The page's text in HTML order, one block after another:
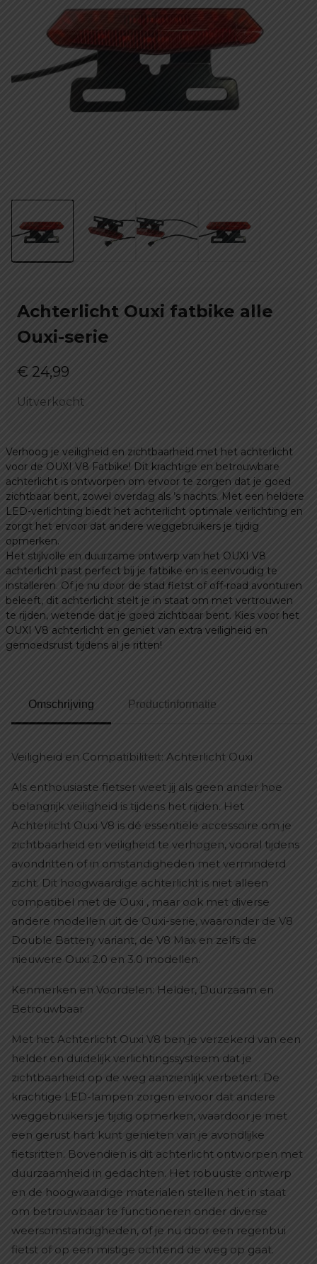
Achterlicht Ouxi fatbike alle
Ouxi-serie
€ 24,99
Uitverkocht
Verhoog je veiligheid en zichtbaarheid met het achterlicht
voor de OUXI V8 Fatbike! Dit krachtige en betrouwbare
achterlicht is ontworpen om ervoor te zorgen dat je goed
zichtbaar bent, zowel overdag als ’s nachts. Met een heldere
LED-verlichting biedt het achterlicht optimale verlichting en
zorgt het ervoor dat andere weggebruikers je tijdig
opmerken.
Het stijlvolle en duurzame ontwerp van het OUXI V8
achterlicht past perfect bij je fatbike en is eenvoudig te
installeren. Of je nu door de stad fietst of off-road avonturen
beleeft, dit achterlicht stelt je in staat om met vertrouwen
te rijden, wetende dat je goed zichtbaar bent. Kies voor het
OUXI V8 achterlicht en geniet van extra veiligheid en
gemoedsrust tijdens al je ritten!
Omschrijving Productinformatie
Veiligheid en Compatibiliteit: Achterlicht Ouxi
Als enthousiaste fietser weet jij als geen ander hoe
belangrijk veiligheid is tijdens het rijden. Het
Achterlicht Ouxi V8 is dé essentiële accessoire om je
zichtbaarheid en veiligheid te verhogen, vooral tijdens
avondritten of in omstandigheden met verminderd
zicht. Dit hoogwaardige achterlicht is niet alleen
compatibel met de Ouxi , maar ook met diverse
andere modellen uit de Ouxi-serie, waaronder de V8
Double Battery variant, de V8 Max en zelfs de
nieuwere Ouxi 2.0 en 3.0 modellen.
Kenmerken en Voordelen: Helder, Duurzaam en
Betrouwbaar
Met het Achterlicht Ouxi V8 ben je verzekerd van een
helder en duidelijk verlichtingssysteem dat je
zichtbaarheid op de weg aanzienlijk verbetert. De
krachtige LED-lampen zorgen ervoor dat andere
weggebruikers je tijdig opmerken, waardoor je met
een gerust hart kunt genieten van je avondlijke
fietsritten. Bovendien is dit achterlicht ontworpen met
duurzaamheid in gedachten. Het robuuste ontwerp
en de hoogwaardige materialen stellen het in staat
om betrouwbaar te functioneren onder diverse
weersomstandigheden, of je nu door een regenbui
fietst of op een mistige ochtend de weg op gaat.